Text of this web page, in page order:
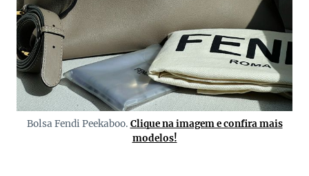
Bolsa Fendi Peekaboo. Clique na imagem e confira mais
modelos!